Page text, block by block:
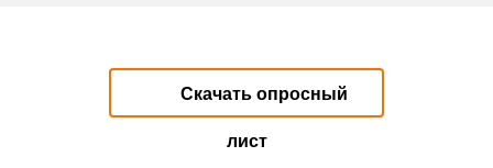
Скачать опросный
лист